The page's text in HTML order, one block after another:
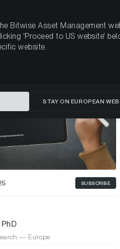
COMPASS - SEMANA 17, 2025
SUBSCRIBE
— Europe
Bitwise Asset Management
'Proceed to US website'
website.
STAY ON EUROPEAN